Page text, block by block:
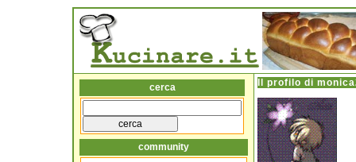
cerca
community
Il profilo di